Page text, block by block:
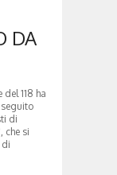
DA
118 ha
di
che si
di